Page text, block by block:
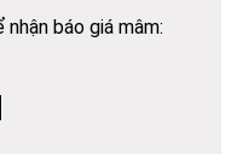
báo giá mâm: